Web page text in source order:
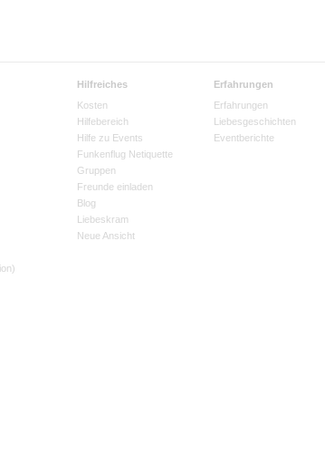
Hilfreiches
Kosten
Hilfebereich
Hilfe zu Events
Funkenflug Netiquette
Gruppen
Freunde einladen
Blog
Liebeskram
Neue Ansicht
Erfahrungen
Erfahrungen
Liebesgeschichten
Eventberichte